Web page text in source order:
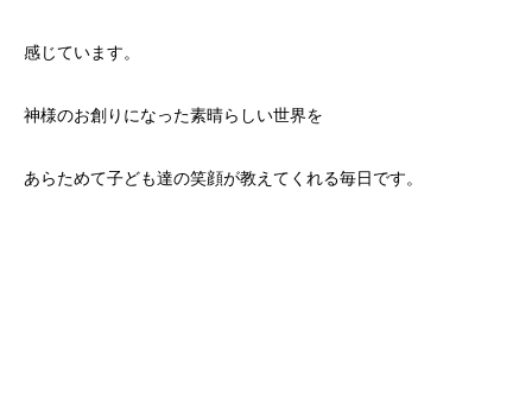
感じています。
神様のお創りになった素晴らしい世界を
あらためて子ども達の笑顔が教えてくれる毎日です。